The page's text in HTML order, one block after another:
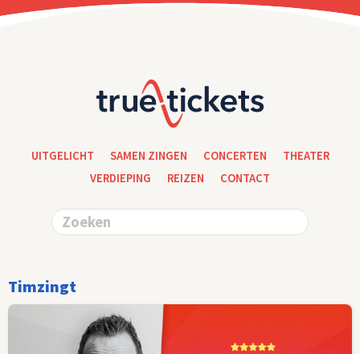
UITGELICHT SAMEN ZINGEN CONCERTEN
THEATER
VERDIEPING
REIZEN CONTACT
Timzingt